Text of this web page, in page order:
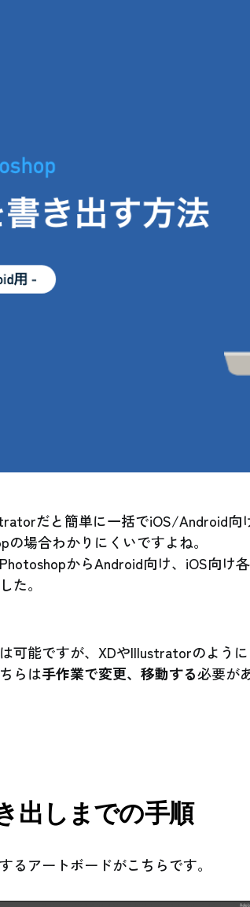
だと簡単に一括でiOS/Android向
の場合わかりにくいですよね。
からAndroid向け、iOS向け
た。
可能ですが、XDやIllustratorのよう
らは手作業で変更、移動する必要が
出しまでの手順
るアートボードがこちらです。